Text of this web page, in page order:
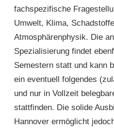
fachspezifische
Umwelt, Klima,
Atmosphärenphysik. Die
Spezialisierung findet
Semestern statt und kann
ein eventuell folgendes
und nur in Vollzeit
stattfinden. Die solide
Hannover ermöglicht